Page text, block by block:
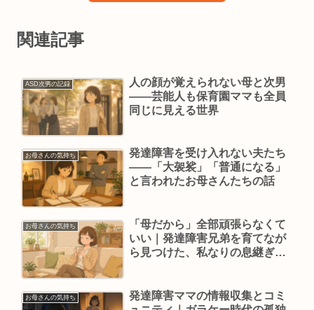
関連記事
ASD次男の記録
人の顔が覚えられない母と次男
——芸能人も保育園ママも全員
同じに見える世界
お母さんの気持ち
発達障害を受け入れない夫たち
——「大袈裟」「普通になる」
と言われたお母さんたちの話
お母さんの気持ち
「母だから」全部頑張らなくて
いい｜発達障害兄弟を育てなが
ら見つけた、私なりの息継ぎの
お母さんの気持ち
発達障害ママの情報収集とコミ